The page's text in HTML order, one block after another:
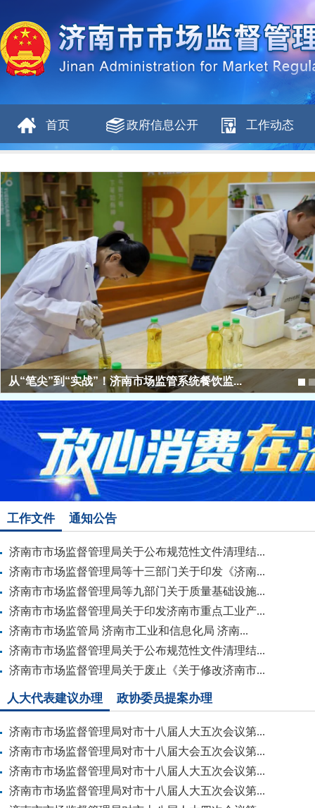
首页 政府信息公开 工作动态
济南第二批157名“骑士哨兵”举报违法外卖获...
工作文件 通知公告
济南市市场监督管理局关于公布规范性文件清理结...
济南市市场监督管理局等十三部门关于印发《济南...
济南市市场监督管理局等九部门关于质量基础设施...
济南市市场监督管理局关于印发济南市重点工业产...
济南市市场监管局 济南市工业和信息化局 济南...
济南市市场监督管理局关于公布规范性文件清理结...
济南市市场监督管理局关于废止《关于修改济南市...
人大代表建议办理 政协委员提案办理
济南市市场监督管理局对市十八届人大五次会议第...
济南市市场监督管理局对市十八届大会五次会议第...
济南市市场监督管理局对市十八届人大五次会议第...
济南市市场监督管理局对市十八届人大五次会议第...